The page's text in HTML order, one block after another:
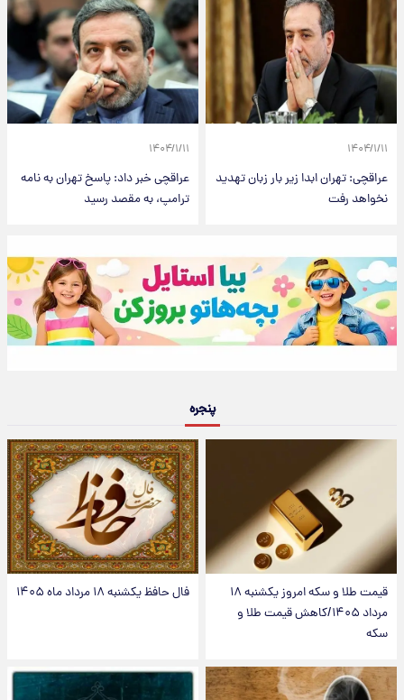
۱۴۰۴/۱/۱۱
عراقچی: تهران ابدا زیر بار زبان تهدید
نخواهد رفت
۱۴۰۴/۱/۱۱
عراقچی خبر داد: پاسخ تهران به نامه
ترامپ، به مقصد رسید
پنجره
قیمت طلا و سکه امروز یکشنبه ۱۸
مرداد ۱۴۰۵/کاهش قیمت طلا و
سکه
فال حافظ یکشنبه ۱۸ مرداد ماه ۱۴۰۵